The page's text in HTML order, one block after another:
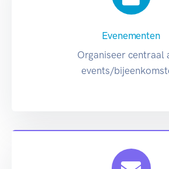
Evenementen
Organiseer centraal
events/